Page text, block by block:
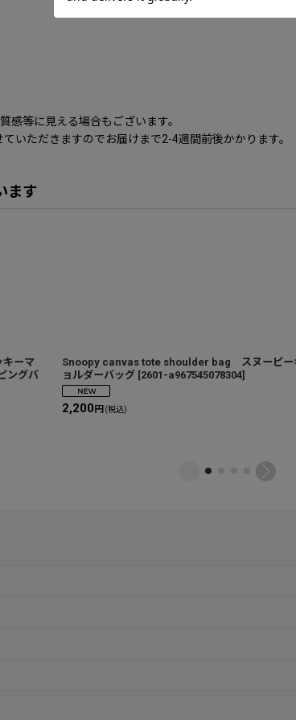
感等に見える場合もございます。
いただきますのでお届けまで2-4週間前後かかります。
ます
ーマ
ングバ
Snoopy canvas tote shoulder bag スヌーピー
ョルダーバッグ [2601-a967545078304]
2,200円 (税込)